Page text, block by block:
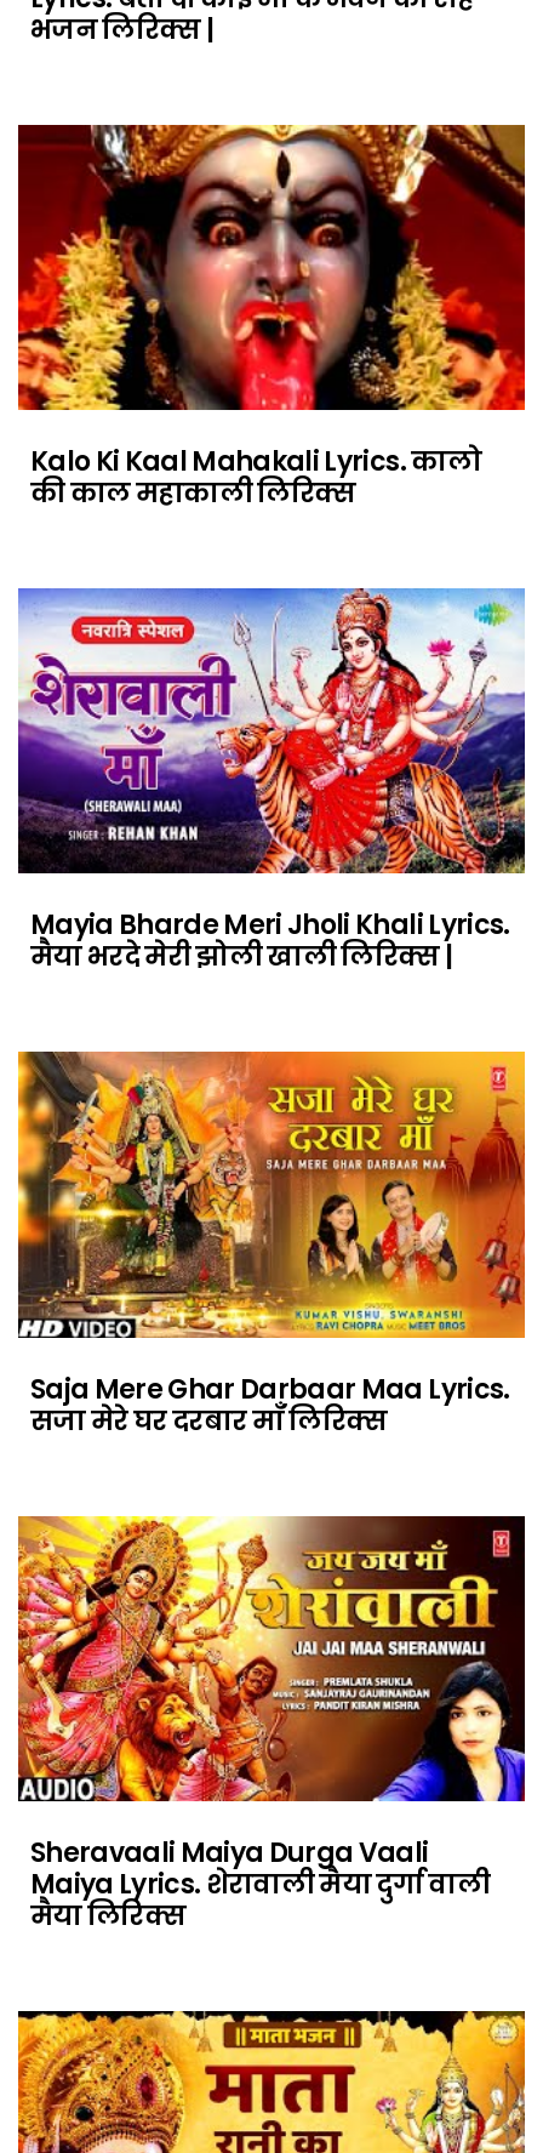
भजन लिरिक्स |
Kalo Ki Kaal Mahakali Lyrics. कालो
की काल महाकाली लिरिक्स
Mayia Bharde Meri Jholi Khali Lyrics.
मैया भरदे मेरी झोली खाली लिरिक्स |
Saja Mere Ghar Darbaar Maa Lyrics.
सजा मेरे घर दरबार माँ लिरिक्स
Sheravaali Maiya Durga Vaali
Maiya Lyrics. शेरावाली मैया दुर्गा वाली
मैया लिरिक्स